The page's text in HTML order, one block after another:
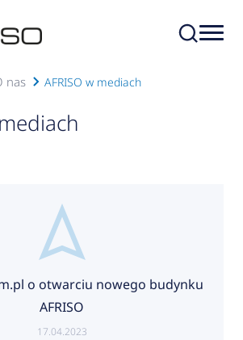
nas AFRISO w mediach
o otwarciu nowego budynku
AFRISO
17.04.2023